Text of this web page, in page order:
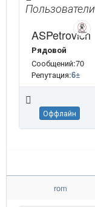
Пользователи
ASPetrovich
Рядовой
Сообщений:70
Репутация:6±
Оффлайн
rom